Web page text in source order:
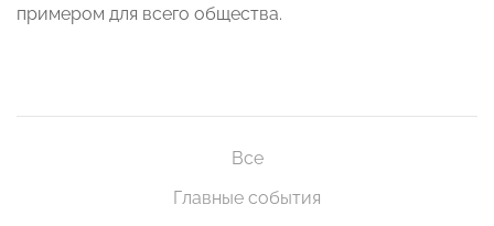
примером для всего общества.
Все
Главные события